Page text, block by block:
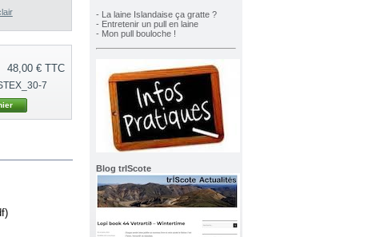
48,00 €TTC
7
- La laine Islandaise ça gratte ?
- Entretenir un pull en laine
- Mon pull bouloche !
Blog trIScote